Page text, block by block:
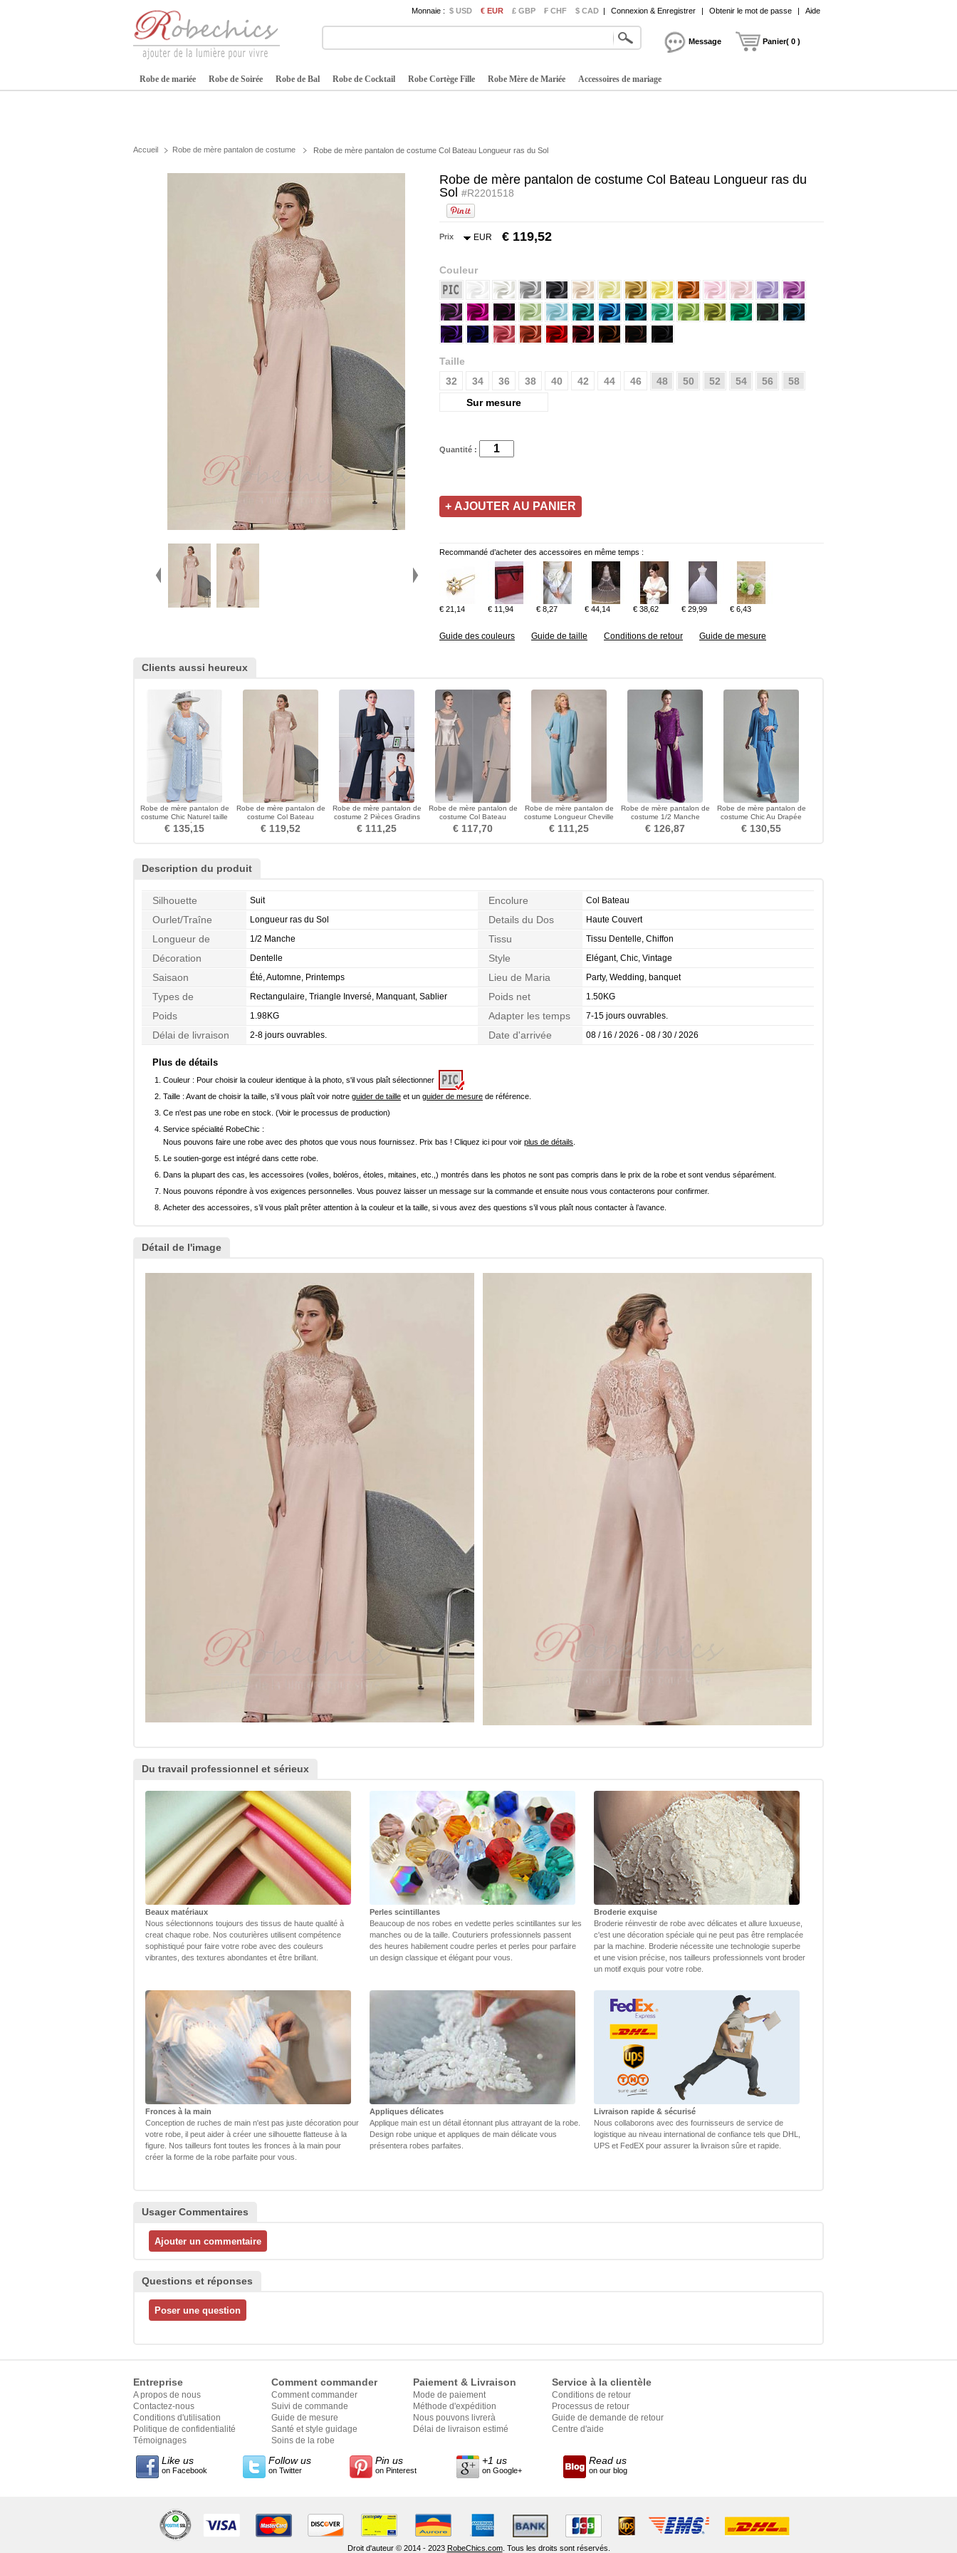
Monnaie : $ USD € EUR £ GBP ₣ CHF $ CAD | Connexion & Enregistrer | Obtenir le mot de passe | Aide
Message Panier( 0 )
Robe de mariée Robe de Soirée Robe de Bal Robe de Cocktail Robe Cortège Fille Robe Mère de Mariée Accessoires de mariage
Accueil Robe de mère pantalon de costume Robe de mère pantalon de costume Col Bateau Longueur ras du Sol
Robe de mère pantalon de costume Col Bateau Longueur ras du
Sol #R2201518
Prix EUR € 119,52
Couleur
Taille
32
34 36 38 40 42 44 46 48 50 52 54 56
58
Sur mesure
Quantité :
Recommandé d’acheter des accessoires en même temps :
€ 21,14 € 11,94 € 8,27 € 44,14 € 38,62 € 29,99 € 6,43
Guide des couleurs Guide de taille Conditions de retour Guide de mesure
Clients aussi heureux
Robe de mère pantalon de
costume Chic Naturel taille
Manche Aérienne
€ 135,15
Robe de mère pantalon de
costume Col Bateau
Longueur ras du Sol
€ 119,52
Robe de mère pantalon de
costume 2 Pièces Gradins
Simple 1/2 Manche
€ 111,25
Robe de mère pantalon de
costume Col Bateau
Manche Longue Pomme
€ 117,70
Robe de mère pantalon de
costume Longueur Cheville
Col ras du Cou
€ 111,25
Robe de mère pantalon de
costume 1/2 Manche
Automne Col ras du Cou
€ 126,87
Robe de mère pantalon de
costume Chic Au Drapée
Manche de T-shirt
€ 130,55
Description du produit
Silhouette Suit Encolure Col Bateau
Ourlet/Traîne Longueur ras du Sol Details du Dos Haute Couvert
Longueur de
Manches
1/2 Manche Tissu Tissu Dentelle, Chiffon
Décoration Dentelle Style Elégant, Chic, Vintage
Saisaon Été, Automne, Printemps Lieu de Maria Party, Wedding, banquet
Types de
Morphologie
Rectangulaire, Triangle Inversé, Manquant, Sablier Poids net 1.50KG
Poids 1.98KG Adapter les temps 7-15 jours ouvrables.
Délai de livraison 2-8 jours ouvrables. Date d'arrivée 08 / 16 / 2026 - 08 / 30 / 2026
Plus de détails
Couleur : Pour choisir la couleur identique à la photo, s'il vous plaît sélectionner
Taille : Avant de choisir la taille, s'il vous plaît voir notre guider de taille et un guider de mesure de référence.
Ce n'est pas une robe en stock. (Voir le processus de production)
Service spécialité RobeChic :
Nous pouvons faire une robe avec des photos que vous nous fournissez. Prix bas ! Cliquez ici pour voir plus de détails
Le soutien-gorge est intégré dans cette robe.
Dans la plupart des cas, les accessoires (voiles, boléros, étoles, mitaines, etc.,) montrés dans les photos ne sont pas compris dans le prix de la robe et sont vendus séparément.
Nous pouvons répondre à vos exigences personnelles. Vous pouvez laisser un message sur la commande et ensuite nous vous contacterons pour confirmer.
Acheter des accessoires, s’il vous plaît prêter attention à la couleur et la taille, si vous avez des questions s’il vous plaît nous contacter à l’avance.
Détail de l'image
Du travail professionnel et sérieux
Beaux matériaux
Nous sélectionnons toujours des tissus de haute qualité à
creat chaque robe. Nos couturières utilisent compétence
sophistiqué pour faire votre robe avec des couleurs
vibrantes, des textures abondantes et être brillant.
Perles scintillantes
Beaucoup de nos robes en vedette perles scintillantes sur les
manches ou de la taille. Couturiers professionnels passent
des heures habilement coudre perles et perles pour parfaire
un design classique et élégant pour vous.
Broderie exquise
Broderie réinvestir de robe avec délicates et allure luxueuse,
c'est une décoration spéciale qui ne peut pas être remplacée
par la machine. Broderie nécessite une technologie superbe
et une vision précise, nos tailleurs professionnels vont broder
un motif exquis pour votre robe.
Fronces à la main
Conception de ruches de main n'est pas juste décoration pour
votre robe, il peut aider à créer une silhouette flatteuse à la
figure. Nos tailleurs font toutes les fronces à la main pour
créer la forme de la robe parfaite pour vous.
Appliques délicates
Applique main est un détail étonnant plus attrayant de la robe.
Design robe unique et appliques de main délicate vous
présentera robes parfaites.
Livraison rapide & sécurisé
Nous collaborons avec des fournisseurs de service de
logistique au niveau international de confiance tels que DHL,
UPS et FedEX pour assurer la livraison sûre et rapide.
Usager Commentaires
Questions et réponses
Entreprise
A propos de nous
Contactez-nous
Conditions d'utilisation
Politique de confidentialité
Témoignages
Comment commander
Comment commander
Suivi de commande
Guide de mesure
Santé et style guidage
Soins de la robe
Paiement & Livraison
Mode de paiement
Méthode d'expédition
Nous pouvons livrerà
Délai de livraison estimé
Service à la clientèle
Conditions de retour
Processus de retour
Guide de demande de retour
Centre d'aide
Like us
on Facebook
Follow us
on Twitter
Pin us
on Pinterest
+1 us
on Google+
Read us
on our blog
Droit d'auteur © 2014 - 2023 RobeChics.com. Tous les droits sont réservés.